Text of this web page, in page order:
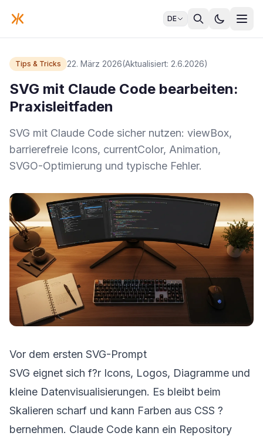
DE
Tips & Tricks 22. März 2026(Aktualisiert: 2.6.2026)
SVG mit Claude Code bearbeiten:
Praxisleitfaden
SVG mit Claude Code sicher nutzen: viewBox,
barrierefreie Icons, currentColor, Animation,
SVGO-Optimierung und typische Fehler.
Vor dem ersten SVG-Prompt
SVG eignet sich f?r Icons, Logos, Diagramme und
kleine Datenvisualisierungen. Es bleibt beim
Skalieren scharf und kann Farben aus CSS ?
bernehmen. Claude Code kann ein Repository